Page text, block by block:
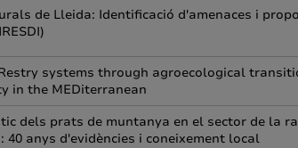
de Lleida: Identificació d'amenaces i
systems through agroecological
in the MEDiterranean
dels prats de muntanya en el sector de la
anys d'evidències i coneixement local